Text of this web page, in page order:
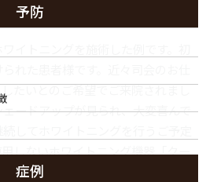
イトニングを施術した例です。初
れた患者様です。近々司会のお仕
たいとのご希望でご来院されまし
ードアップが見られ、大変喜んで
してホワイトニングを行うご予定
しないホワイトニング機器「クー
ト（CoolBright Ex-Limit）」を導
予防
症例